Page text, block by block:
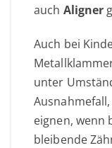
auch Aligner
Auch bei
unter
eignen, wenn
bleibende